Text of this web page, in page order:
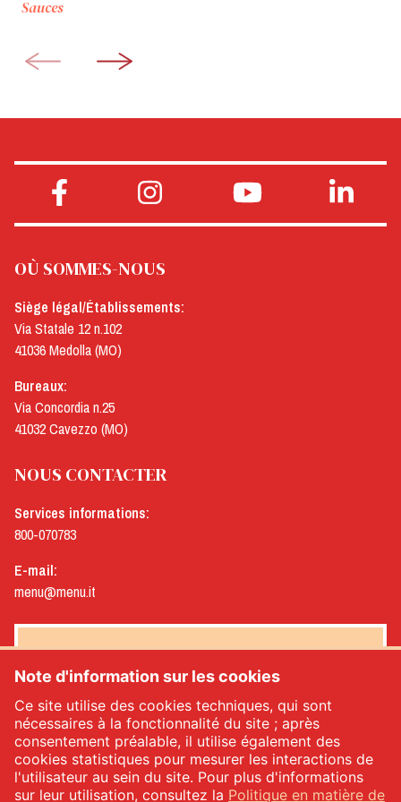
Sauces
OÙ SOMMES-NOUS
Siège légal/Établissements:
Via Statale 12 n.102
41036 Medolla (MO)
Bureaux:
Via Concordia n.25
41032 Cavezzo (MO)
NOUS CONTACTER
Services informations:
800-070783
E-mail:
menu@menu.it
NEWSLETTER MENÙ
Oui, je souhaite recevoir la newsletter de Menù*
Note d'information sur les cookies
Ce site utilise des cookies techniques, qui sont
nécessaires à la fonctionnalité du site ; après
consentement préalable, il utilise également des
cookies statistiques pour mesurer les interactions de
l'utilisateur au sein du site. Pour plus d'informations
sur leur utilisation, consultez la Politique en matière de